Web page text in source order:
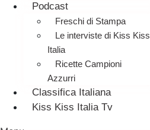
Podcast
Freschi di Stampa
Le interviste di Kiss Kiss
Italia
Ricette Campioni
Azzurri
Classifica Italiana
Kiss Kiss Italia Tv